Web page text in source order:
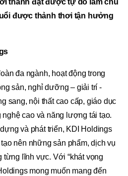
thành đạtđược tự do làm chủ
được thảnh thơi tận hưởng
đa ngành, hoạt động trong
sản, nghỉ dưỡng – giải trí -
sang, nội thất cao cấp, giáo dục
cao và năng lượng tái tạo.
và phát triển, KDI Holdings
nên những sản phẩm, dịch vụ
lĩnh vực. Với “khát vọng
mong muốn mang đến